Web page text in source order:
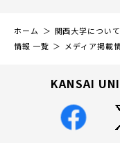
ホーム 関西大学について
情報 一覧
メディア掲載
KANSAI